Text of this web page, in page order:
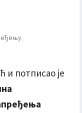
и потписао је